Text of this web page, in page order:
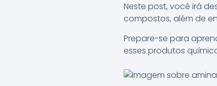
Neste post, você irá
compostos, além de
Prepare-se para
esses produtos